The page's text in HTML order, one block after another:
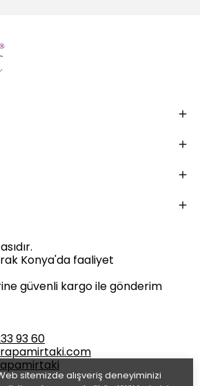
sitemizde alışveriş deneyiminizi
Konya'da faaliyet
güvenli kargo ile gönderim
93 60